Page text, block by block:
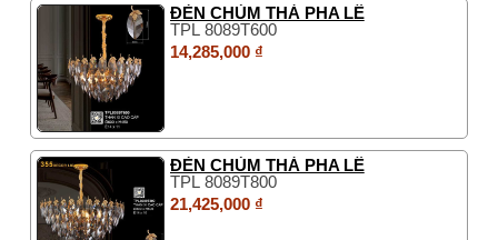
ĐÈN CHÙM THẢ PHA LÊ
TPL 8089T600
14,285,000 ₫
ĐÈN CHÙM THẢ PHA LÊ
TPL 8089T800
21,425,000 ₫